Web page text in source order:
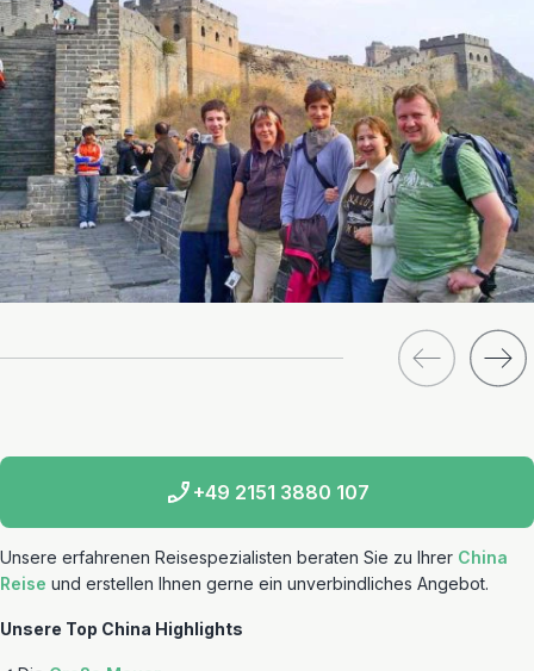
+49 2151 3880 107
Unsere erfahrenen Reisespezialisten beraten Sie zu Ihrer China
Reise und erstellen Ihnen gerne ein unverbindliches Angebot.
Unsere Top China Highlights